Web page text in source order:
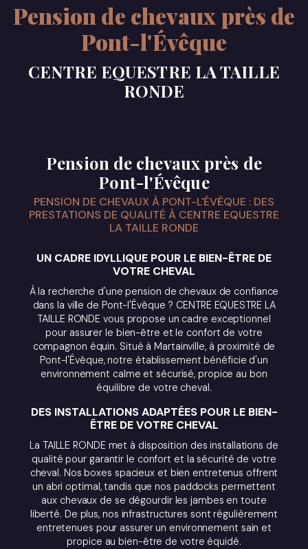
Pension de chevaux près de
Pont-l'Évêque
CENTRE EQUESTRE LA TAILLE
RONDE
Pension de chevaux près de
Pont-l'Évêque
PENSION DE CHEVAUX À PONT-L'ÉVÊQUE : DES
PRESTATIONS DE QUALITÉ À CENTRE EQUESTRE
LA TAILLE RONDE
UN CADRE IDYLLIQUE POUR LE BIEN-ÊTRE DE
VOTRE CHEVAL
À la recherche d'une pension de chevaux de confiance
dans la ville de Pont-l'Évêque ? CENTRE EQUESTRE LA
TAILLE RONDE vous propose un cadre exceptionnel
pour assurer le bien-être et le confort de votre
compagnon équin. Situé à Martainville, à proximité de
Pont-l'Évêque, notre établissement bénéficie d'un
environnement calme et sécurisé, propice au bon
équilibre de votre cheval.
DES INSTALLATIONS ADAPTÉES POUR LE BIEN-
ÊTRE DE VOTRE CHEVAL
La TAILLE RONDE met à disposition des installations de
qualité pour garantir le confort et la sécurité de votre
cheval. Nos boxes spacieux et bien entretenus offrent
un abri optimal, tandis que nos paddocks permettent
aux chevaux de se dégourdir les jambes en toute
liberté. De plus, nos infrastructures sont régulièrement
entretenues pour assurer un environnement sain et
propice au bien-être de votre équidé.